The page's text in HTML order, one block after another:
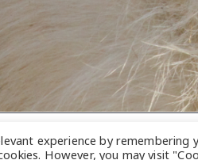
Schnauzen WG.
experience by remembering
However, you may visit